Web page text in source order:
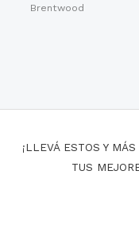
Brentwood
¡LLEVÁ ESTOS Y
TUS